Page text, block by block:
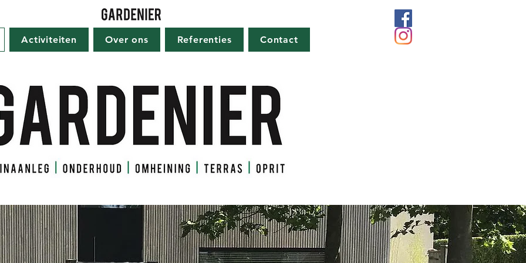
Activiteiten Over ons Referenties Contact